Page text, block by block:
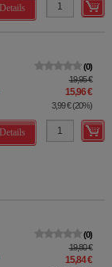
Details
0
19,95 €
15,96 €
3,99 €(20%)
Details
0
19,80 €
15,84 €